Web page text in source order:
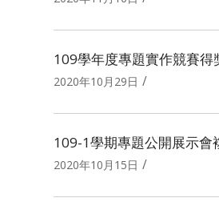
109學年度專題實作競賽
2020年10月29日 /
109-1學期專題公開展示會
2020年10月15日 /